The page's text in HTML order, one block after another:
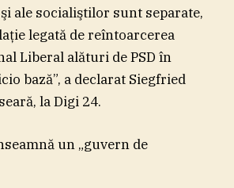
ale socialiştilor sunt separate,
legată de reîntoarcerea
Liberal alături de PSD în
bază”, a declarat Siegfried
la Digi 24.
un „guvern de